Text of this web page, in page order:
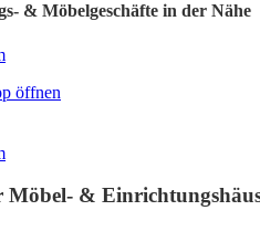
& Möbelgeschäfte in der Nähe
öffnen
Möbel- &